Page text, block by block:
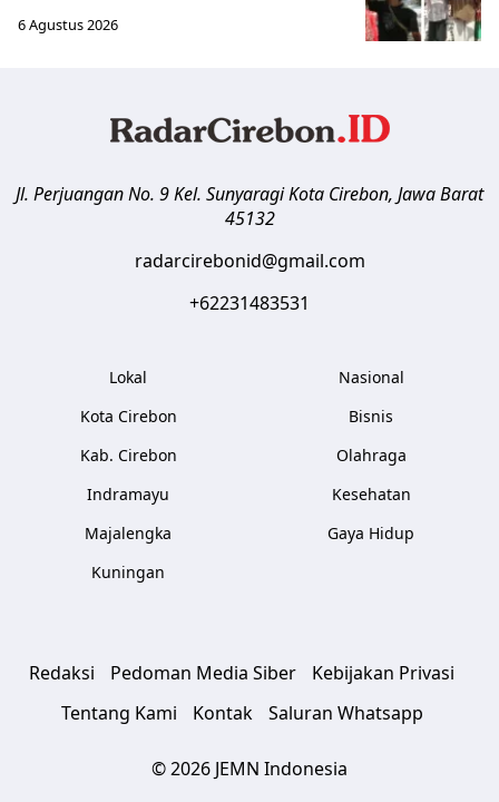
6 Agustus 2026
Jl. Perjuangan No. 9 Kel. SunyaragiKota Cirebon, Jawa Barat
45132
radarcirebonid@gmail.com
+62231483531
Lokal
Kota Cirebon
Kab. Cirebon
Indramayu
Majalengka
Kuningan
Nasional
Bisnis
Olahraga
Kesehatan
Gaya Hidup
Redaksi Pedoman Media Siber
Kebijakan Privasi
Tentang Kami
Kontak Saluran Whatsapp
© 2026 JEMN Indonesia